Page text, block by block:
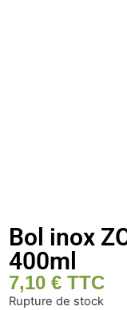
Bol inox
400ml
7,10€ TTC
Rupture de stock